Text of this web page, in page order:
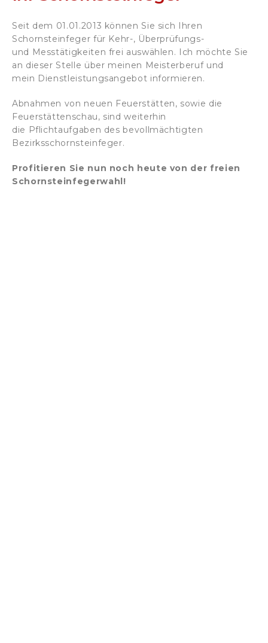
Seit dem 01.01.2013 können Sie sich Ihren
Schornsteinfeger für Kehr-, Überprüfungs-
und Messtätigkeiten frei auswählen. Ich möchte Sie
an dieser Stelle über meinen Meisterberuf und
mein Dienstleistungsangebot informieren.
Abnahmen von neuen Feuerstätten, sowie die
Feuerstättenschau, sind weiterhin
die Pflichtaufgaben des bevollmächtigten
Bezirksschornsteinfeger.
Profitieren Sie nun noch heute von der freien
Schornsteinfegerwahl!